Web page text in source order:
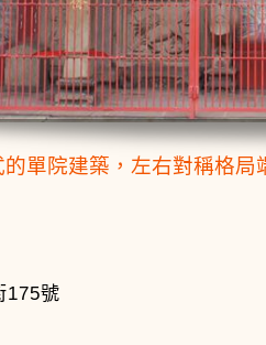
單院建築，左右對稱格
175號